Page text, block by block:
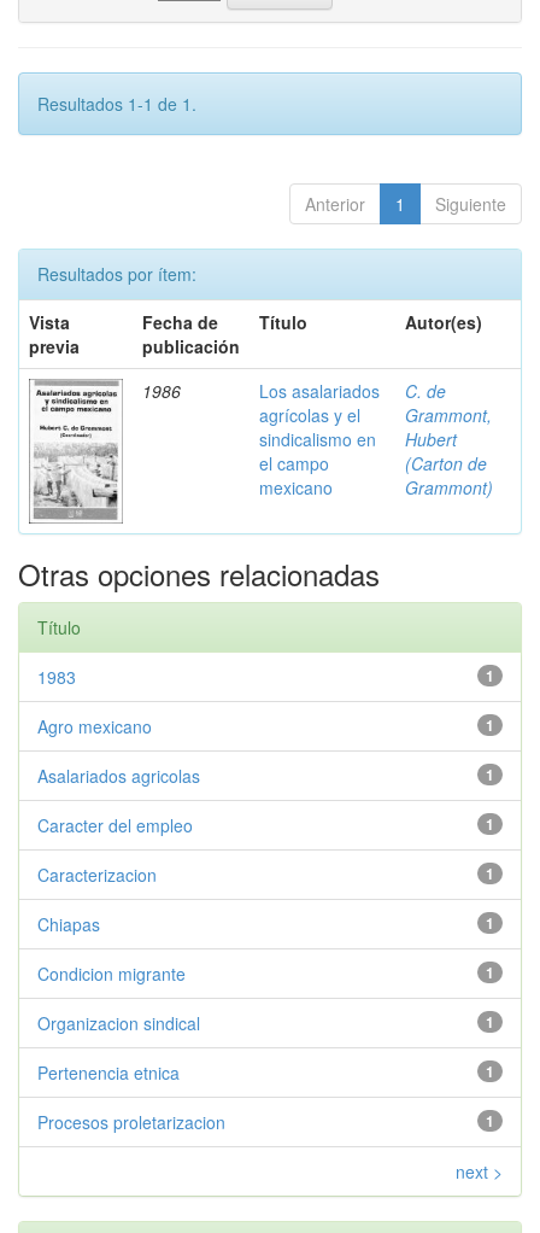
Resultados 1-1 de 1.
Anterior 1 Siguiente
Resultados por ítem:
Vista
previa
Fecha de
publicación
Título Autor(es)
1986
Los asalariados
agrícolas y el
sindicalismo en
el campo
mexicano
C. de
Grammont,
Hubert
(Carton de
Grammont)
Otras opciones relacionadas
Título
1
1983
1
Agro mexicano
1
Asalariados agricolas
1
Caracter del empleo
1
Caracterizacion
1
Chiapas
1
Condicion migrante
1
Organizacion sindical
1
Pertenencia etnica
1
Procesos proletarizacion
next >